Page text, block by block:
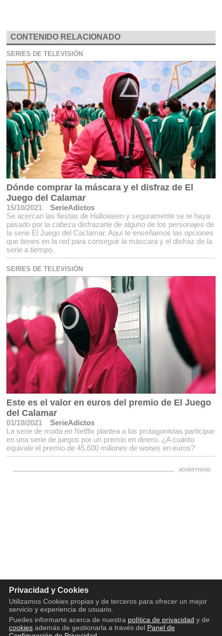
CONTENIDO RELACIONADO
SERIES DE TELEVISIÓN
Dónde comprar la máscara y el disfraz de El
Juego del Calamar
15/10/2021
SerieAdictos
Se acercan las fiestas de Halloween y seguramente se te haya
pasado por la cabeza disfrazarte de alguno de los personajes de
la serie El Juego del Caclamar. Aquí te enseñamos las opciones
que tienes en la red para conseguir la máscara y el disfraz de la
serie a tiempo.
SERIES DE TELEVISIÓN
Este es el valor en euros del premio de El Juego
del Calamar
01/10/2021
SerieAdictos
La serie de moda en Netflix plantea a los protagonistas participar
en una serie de juegos por un premio en dinero. ¿A cuánto
equivale el premio de 45.600 millones de wones en euros?
Privacidad y Cookies
Utilizamos Cookies propias y de terceros para ofrecer un mejor
servicio y experiencia de usuario.
Puedes informarte acerca de nuestra política de privacidad y de
cookiesademás de gestionarla a través del Panel de